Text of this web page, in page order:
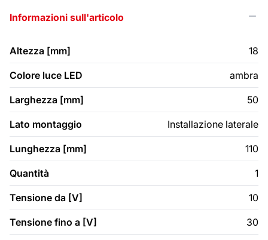
Informazioni sull'articolo
Altezza [mm] 18
Colore luce LED ambra
Larghezza [mm] 50
Lato montaggio Installazione laterale
Lunghezza [mm] 110
Quantità 1
Tensione da [V] 10
Tensione fino a [V] 30